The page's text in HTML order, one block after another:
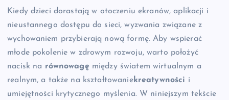
Kiedy dzieci dorastają w otoczeniu ekranów, aplikacji i
nieustannego dostępu do sieci, wyzwania związane z
wychowaniem przybierają nową formę. Aby wspierać
młode pokolenie w zdrowym rozwoju, warto położyć
nacisk na równowagęmiędzy światem wirtualnym a
realnym, a także na kształtowaniekreatywności i
umiejętności krytycznego myślenia. W niniejszym tekście